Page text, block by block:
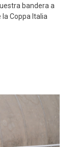
bandera a
la Coppa Italia